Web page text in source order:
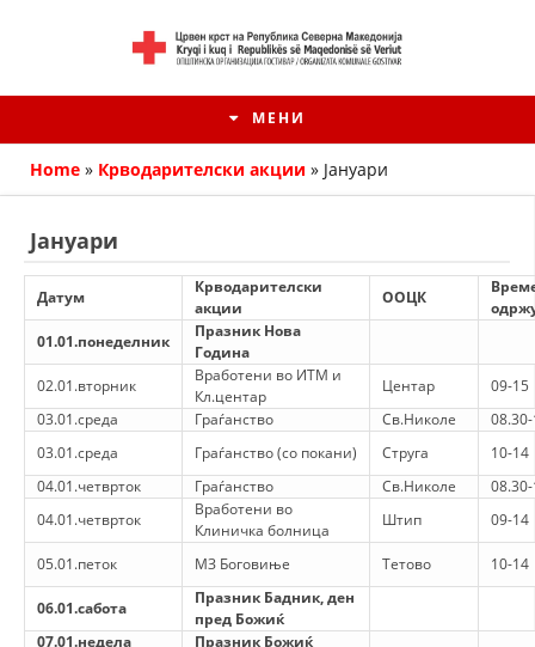
МЕНИ
HISTORIA E KRYQIT TË KUQ
ИСТОРИЈАТ НА ДВИЖЕЊЕТО
СТРУКТУРА НА ОРГАНИЗАЦИЈАТА
КОНТАКТ ИНФОРМАЦИИ
ЧЛЕНСТВО ВО ПРОФЕСИОНАЛНИ ТЕЛА
Home » Крводарителски акции » Јануари
Јануари
Датум
Крводарителски
акции
ООЦК
01.01.понеделник
Празник Нова
Година
02.01.вторник
Вработени во ИТМ и
Кл.центар
Центар
09-15
03.01.среда
Граѓанство Св.Николе
03.01.среда
Граѓанство (со покани) Струга
10-14
04.01.четврток
Граѓанство Св.Николе
04.01.четврток
Вработени во
Клиничка болница
Штип 09-14
05.01.петок МЗ Боговиње Тетово 10-14
06.01.сабота
Празник Бадник, ден
пред Божиќ
07.01.недела
Празник Божиќ